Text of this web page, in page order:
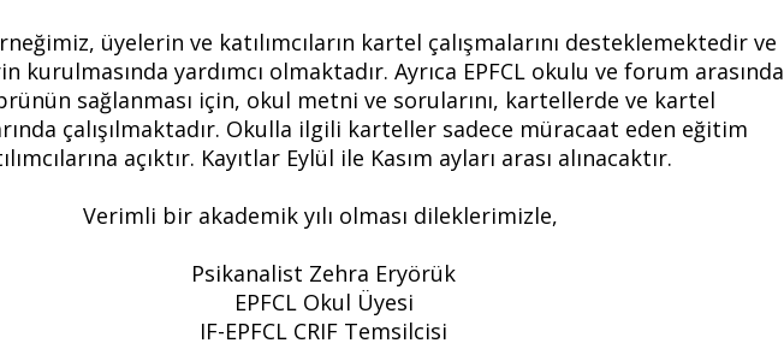
üyelerin ve katılımcıların kartel çalışmalarını desteklemektedir ve
kurulmasında yardımcı olmaktadır. Ayrıca EPFCL okulu ve forum arasında
sağlanması için, okul metni ve sorularını, kartellerde ve kartel
çalışılmaktadır. Okulla ilgili karteller sadece müracaat eden eğitim
açıktır. Kayıtlar Eylül ile Kasım ayları arası alınacaktır.
Verimli bir akademik yılı olması dileklerimizle,
Psikanalist Zehra Eryörük
EPFCL Okul Üyesi
IF-EPFCL CRIF Temsilcisi